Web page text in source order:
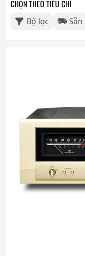
CHỌN THEO TIÊU CHÍ
Bộ lọc Sẵn